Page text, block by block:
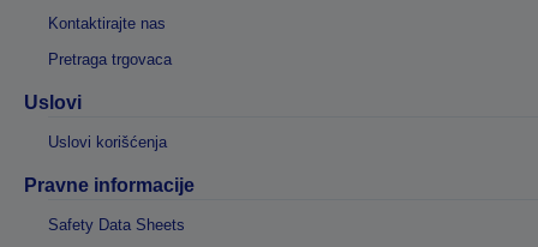
Kontaktirajte nas
Pretraga trgovaca
Uslovi
Uslovi korišćenja
Pravne informacije
Safety Data Sheets